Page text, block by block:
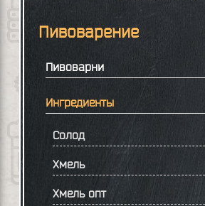
Пивоварение
Пивоварни
Ингредиенты
Солод
Хмель
Хмель опт